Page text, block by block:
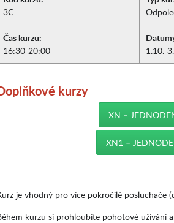
3C
Čas kurzu:
16:30-20:00
1.10.-
kurzy
XN –
XN1 –
je vhodný pro více pokročilé posluchače
kurzu si prohloubíte pohotové užívání